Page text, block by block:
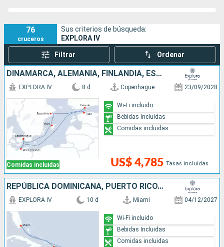
76
cruceros
Sus criterios de búsqueda:
EXPLORA IV
Filtrar Ordenar
DINAMARCA, ALEMANIA, FINLANDIA, ESTONIA, SUECIA
Comidas incluidas
EXPLORA IV 8 d Copenhague 23/09/2028
US$ 4,785 Tasas incluidas
Wi-Fi incluido
Bebidas Incluidas
Comidas incluidas
REPÚBLICA DOMINICANA, PUERTO RICO, ANTIGUA Y BARBUDA, FRANCIA, ESTADOS UNIDOS
EXPLORA IV 10 d Miami 04/12/2027
Wi-Fi incluido
Bebidas Incluidas
Comidas incluidas